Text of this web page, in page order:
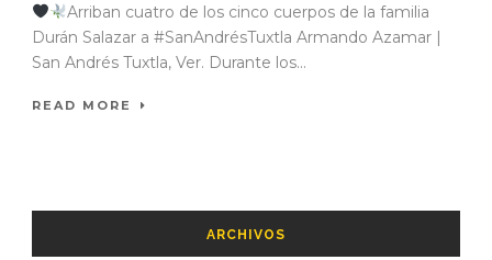
Arriban cuatro de los cinco cuerpos de la familia
Durán Salazar a #SanAndrésTuxtla Armando Azamar |
San Andrés Tuxtla, Ver. Durante los...
READ MORE
ARCHIVOS